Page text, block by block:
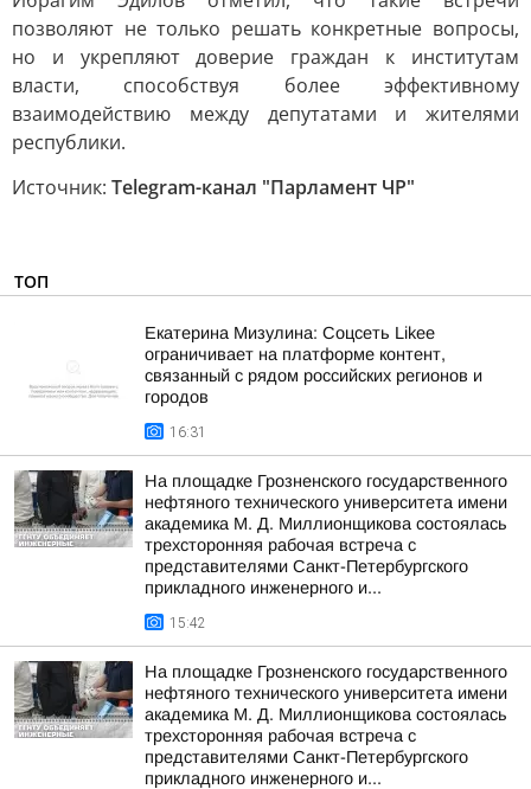
позволяют не только решать конкретные вопросы,
но и укрепляют доверие граждан к институтам
власти, способствуя более эффективному
взаимодействию между депутатами и жителями
республики.
Источник: Telegram-канал "Парламент ЧР"
ТОП
Екатерина Мизулина: Соцсеть Likee
ограничивает на платформе контент,
связанный с рядом российских регионов и
городов
16:31
На площадке Грозненского государственного
нефтяного технического университета имени
академика М. Д. Миллионщикова состоялась
трехсторонняя рабочая встреча с
представителями Санкт-Петербургского
прикладного инженерного и...
15:42
На площадке Грозненского государственного
нефтяного технического университета имени
академика М. Д. Миллионщикова состоялась
трехсторонняя рабочая встреча с
представителями Санкт-Петербургского
прикладного инженерного и...